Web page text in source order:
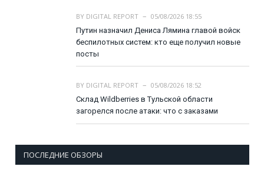
BY DIGITAL REPORT
05/08/2026 18:55
Путин назначил Дениса Лямина главой войск
беспилотных систем: кто еще получил новые
посты
BY DIGITAL REPORT
05/08/2026 18:52
Склад Wildberries в Тульской области
загорелся после атаки: что с заказами
ПОСЛЕДНИЕ ОБЗОРЫ